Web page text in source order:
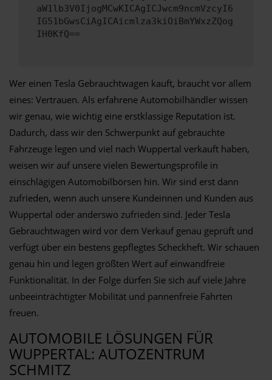
aW1lb3V0IjogMCwKICAgICJwcm9ncmVzcyI6
IG51bGwsCiAgICAicmlza3kiOiBmYWxzZQog
IH0KfQ==
Wer einen Tesla Gebrauchtwagen kauft, braucht vor allem
eines: Vertrauen. Als erfahrene Automobilhändler wissen
wir genau, wie wichtig eine erstklassige Reputation ist.
Dadurch, dass wir den Schwerpunkt auf gebrauchte
Fahrzeuge legen und viel nach Wuppertal verkauft haben,
weisen wir auf unsere vielen Bewertungsprofile in
einschlägigen Automobilbörsen hin. Wir sind erst dann
zufrieden, wenn auch unsere Kundeinnen und Kunden aus
Wuppertal oder anderswo zufrieden sind. Jeder Tesla
Gebrauchtwagen wird vor dem Verkauf genau geprüft und
verfügt über ein bestens gepflegtes Scheckheft. Wir schauen
genau hin und legen größten Wert auf einwandfreie
Funktionalität. In der Folge dürfen Sie sich auf viele Jahre
unbeeinträchtigter Mobilität und pannenfreie Fahrten
freuen.
AUTOMOBILE LÖSUNGEN FÜR
WUPPERTAL: AUTOZENTRUM
SCHMITZ